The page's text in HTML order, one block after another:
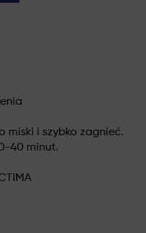
miski i szybko zagnieć.
40 minut.